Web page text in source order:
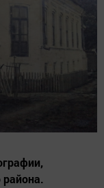
района.